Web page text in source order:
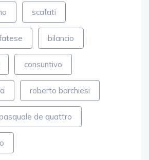
scafati
bilancio
consuntivo
roberto barchiesi
de quattro